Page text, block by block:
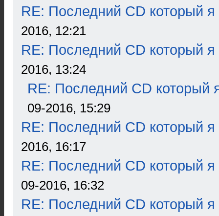
RE: Последний CD который я
2016, 12:21
RE: Последний CD который я
2016, 13:24
RE: Последний CD который
09-2016, 15:29
RE: Последний CD который я
2016, 16:17
RE: Последний CD который я
09-2016, 16:32
RE: Последний CD который я